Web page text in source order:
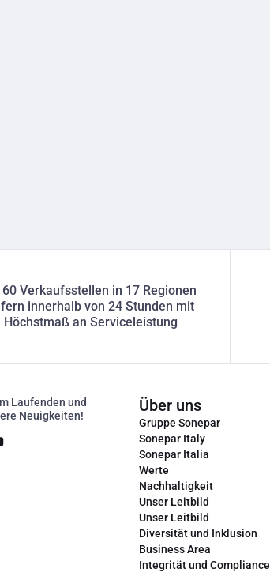
Verkaufsstellen in 17 Regionen
innerhalb von 24 Stunden mit
Höchstmaß an Serviceleistung
Laufenden und
Neuigkeiten!
Über uns
Gruppe Sonepar
Sonepar Italy
Sonepar Italia
Werte
Nachhaltigkeit
Unser Leitbild
Unser Leitbild
Diversität und Inklusion
Business Area
Integrität und Compliance